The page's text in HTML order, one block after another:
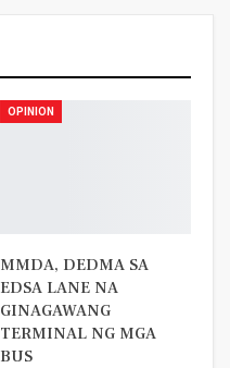
OPINION
MMDA, DEDMA SA
EDSA LANE NA
GINAGAWANG
TERMINAL NG MGA
BUS